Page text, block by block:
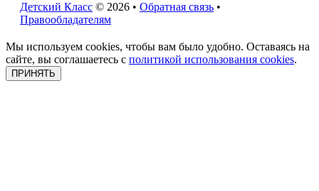
Детский Класс © 2026 • Обратная связь •
Правообладателям
Мы используем cookies, чтобы вам было удобно. Оставаясь на
сайте, вы соглашаетесь с политикой использования cookies.
ПРИНЯТЬ